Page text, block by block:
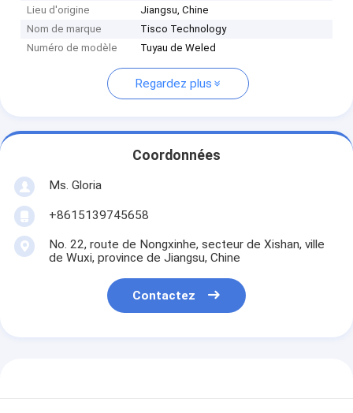
Lieu d'origine
Jiangsu, Chine
Nom de marque
Tisco Technology
Numéro de modèle
Tuyau de Weled
Regardez plus
Coordonnées
Ms. Gloria
+8615139745658
No. 22, route de Nongxinhe, secteur de Xishan, ville
de Wuxi, province de Jiangsu, Chine
Contactez